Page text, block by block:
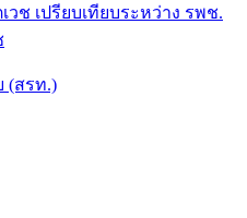
ช เปรียบเทียบระหว่าง รพช.